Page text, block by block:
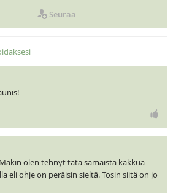
Seuraa
olen tehnyt tätä samaista kakkua
eli ohje on peräisin sieltä. Tosin siitä on jo